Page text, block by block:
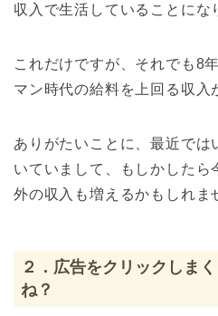
収入で生活していることにな
これだけですが、それでも8
マン時代の給料を上回る収入
ありがたいことに、最近では
いていまして、もしかしたら
外の収入も増えるかもしれま
２．広告をクリックしま
ね？